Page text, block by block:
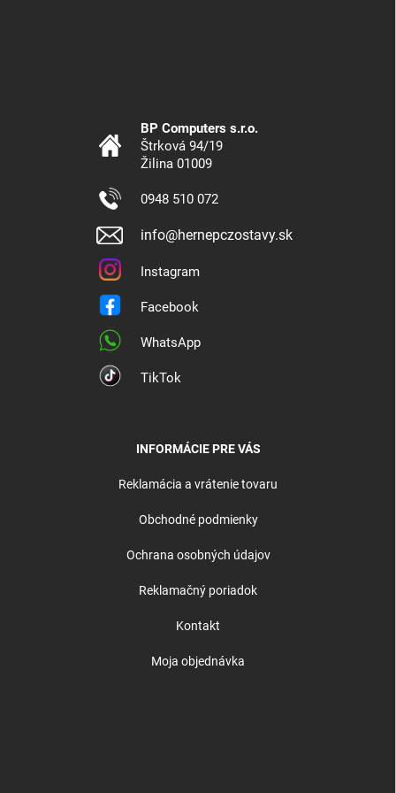
BP Computers s.r.o.
Štrková 94/19
Žilina 01009
0948 510 072
info@hernepczostavy.sk
Instagram
Facebook
WhatsApp
TikTok
INFORMÁCIE PRE VÁS
Reklamácia a vrátenie tovaru
Obchodné podmienky
Ochrana osobných údajov
Reklamačný poriadok
Kontakt
Moja objednávka